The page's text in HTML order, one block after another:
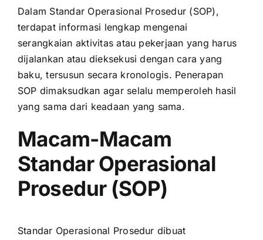
Dalam Standar Operasional Prosedur (SOP),
terdapat informasi lengkap mengenai
serangkaian aktivitas atau pekerjaan yang harus
dijalankan atau dieksekusi dengan cara yang
baku, tersusun secara kronologis. Penerapan
SOP dimaksudkan agar selalu memperoleh hasil
yang sama dari keadaan yang sama.
Macam-Macam
Standar Operasional
Prosedur (SOP)
Standar Operasional Prosedur dibuat